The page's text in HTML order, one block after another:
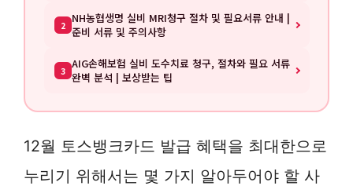
2 NH농협생명 실비 MRI청구 절차 및 필요서류 안내 |
준비 서류 및 주의사항
3 AIG손해보험 실비 도수치료 청구, 절차와 필요 서류
완벽 분석 | 보상받는 팁
12월 토스뱅크카드 발급 혜택을 최대한으로
누리기 위해서는 몇 가지 알아두어야 할 사